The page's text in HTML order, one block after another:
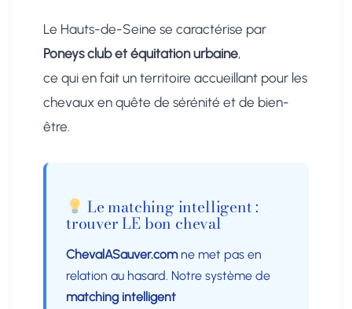
Le Hauts-de-Seine se caractérise par
Poneys club et équitation urbaine,
ce qui en fait un territoire accueillant pour les
chevaux en quête de sérénité et de bien-
être.
Le matching intelligent :
trouver LE bon cheval
ChevalASauver.comne met pas en
relation au hasard. Notre système de
matching intelligent